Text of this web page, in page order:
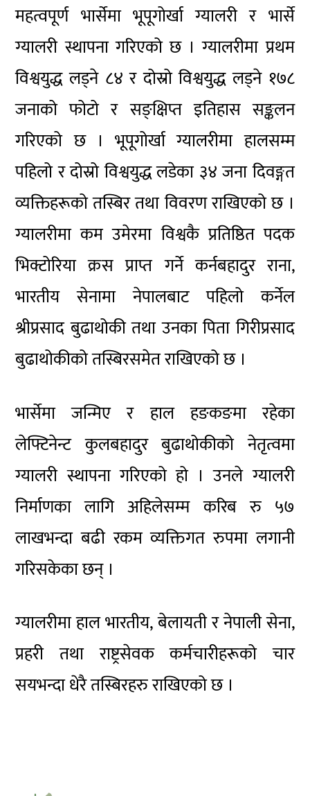
महत्वपूर्ण भार्सेमा भूपूगोर्खा ग्यालरी र भार्से
ग्यालरी स्थापना गरिएको छ । ग्यालरीमा प्रथम
विश्वयुद्ध लड्ने ८४ र दोस्रो विश्वयुद्ध लड्ने १७८
जनाको फोटो र सङ्क्षिप्त इतिहास सङ्कलन
गरिएको छ । भूपूगोर्खा ग्यालरीमा हालसम्म
पहिलो र दोस्रो विश्वयुद्ध लडेका ३४ जना दिवङ्गत
व्यक्तिहरूको तस्बिर तथा विवरण राखिएको छ ।
ग्यालरीमा कम उमेरमा विश्वकै प्रतिष्ठित पदक
भिक्टोरिया क्रस प्राप्त गर्ने कर्नबहादुर राना,
भारतीय सेनामा नेपालबाट पहिलो कर्नेल
श्रीप्रसाद बुढाथोकी तथा उनका पिता गिरीप्रसाद
बुढाथोकीको तस्बिरसमेत राखिएको छ ।
भार्सेमा जन्मिए र हाल हङकङमा रहेका
लेफ्टिनेन्ट कुलबहादुर बुढाथोकीको नेतृत्वमा
ग्यालरी स्थापना गरिएको हो । उनले ग्यालरी
निर्माणका लागि अहिलेसम्म करिब रु ५७
लाखभन्दा बढी रकम व्यक्तिगत रुपमा लगानी
गरिसकेका छन् ।
ग्यालरीमा हाल भारतीय, बेलायती र नेपाली सेना,
प्रहरी तथा राष्ट्रसेवक कर्मचारीहरूको चार
सयभन्दा धेरै तस्बिरहरु राखिएको छ ।